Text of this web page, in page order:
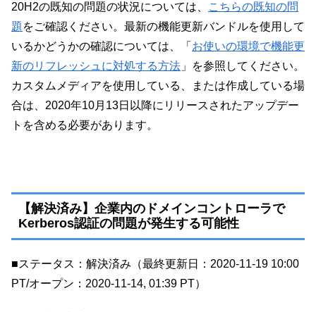
20H2の既知の問題の状況については、
こちらの既知の問
題をご確認ください。最新の機能更新バンドルを使用して
いるかどうかの確認については、「 お使いの環境で機能更
新のリフレッシュに対処する方法 」を参照してください。
カスタムメディアを使用している、または作成している場
合は、2020年10月13日以降にリリースされたアップデー
トを含める必要があります。
【解決済み】企業内のドメインコントローラで
Kerberos認証の問題が発生する可能性
■ステータス：解決済み（最終更新日：2020-11-19 10:00
PT/オープン：2020-11-14, 01:39 PT）